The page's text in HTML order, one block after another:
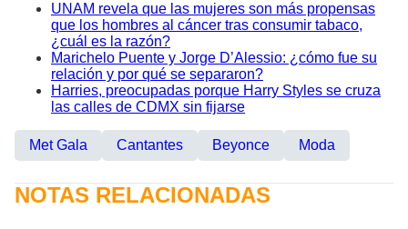
UNAM revela que las mujeres son más propensas
que los hombres al cáncer tras consumir tabaco,
¿cuál es la razón?
Marichelo Puente y Jorge D’Alessio: ¿cómo fue su
relación y por qué se separaron?
Harries, preocupadas porque Harry Styles se cruza
las calles de CDMX sin fijarse
Met Gala Cantantes Beyonce Moda
NOTAS RELACIONADAS